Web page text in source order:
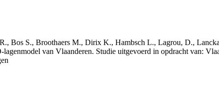
Bos S., Broothaers M., Dirix K., Hambsch L., Lagrou, D.,
van Vlaanderen. Studie uitgevoerd in opdracht van: